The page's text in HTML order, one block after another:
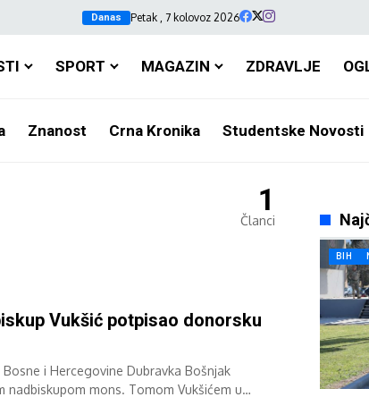
Danas Petak , 7 kolovoz 2026
SPORT MAGAZIN ZDRAVLJE
Znanost Crna Kronika Studentske Novosti
1
Članci
Vukšić potpisao donorsku
i Hercegovine Dubravka Bošnjak
nadbiskupom mons. Tomom Vukšićem u
BIH